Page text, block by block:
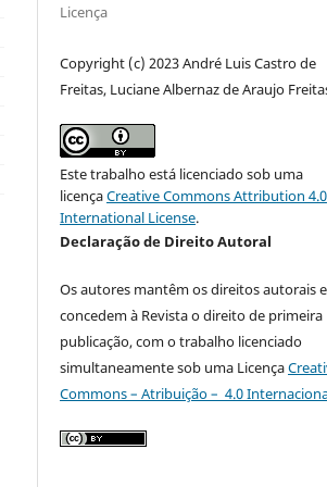
Licença
Copyright (c) 2023 André Luis Castro de
Freitas, Luciane Albernaz de Araujo
Este trabalho está licenciado sob uma
licençaCreative Commons Attribution 4.0
International License.
Declaração de Direito Autoral
Os autores mantêm os direitos autorais e
concedem à Revista o direito de primeira
publicação, com o trabalho licenciado
simultaneamente sob uma Licença
Commons – Atribuição – 4.0